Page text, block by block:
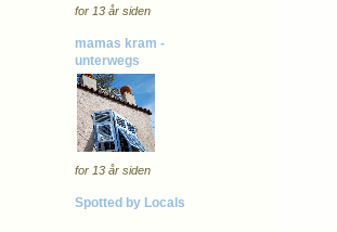
for 13 år siden
mamas kram -
unterwegs
for 13 år siden
Spotted by Locals